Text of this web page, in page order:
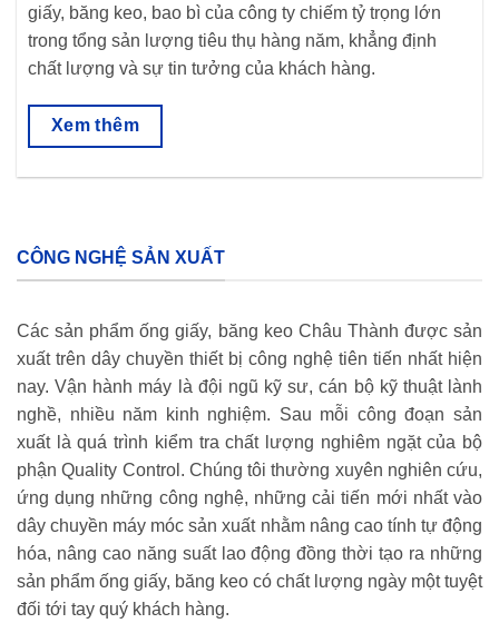
giấy, băng keo, bao bì của công ty chiếm tỷ trọng lớn
trong tổng sản lượng tiêu thụ hàng năm, khẳng định
chất lượng và sự tin tưởng của khách hàng.
Xem thêm
CÔNG NGHỆ SẢN XUẤT
Các sản phẩm ống giấy, băng keo Châu Thành được sản
xuất trên dây chuyền thiết bị công nghệ tiên tiến nhất hiện
nay. Vận hành máy là đội ngũ kỹ sư, cán bộ kỹ thuật lành
nghề, nhiều năm kinh nghiệm. Sau mỗi công đoạn sản
xuất là quá trình kiểm tra chất lượng nghiêm ngặt của bộ
phận Quality Control. Chúng tôi thường xuyên nghiên cứu,
ứng dụng những công nghệ, những cải tiến mới nhất vào
dây chuyền máy móc sản xuất nhằm nâng cao tính tự động
hóa, nâng cao năng suất lao động đồng thời tạo ra những
sản phẩm ống giấy, băng keo có chất lượng ngày một tuyệt
đối tới tay quý khách hàng.